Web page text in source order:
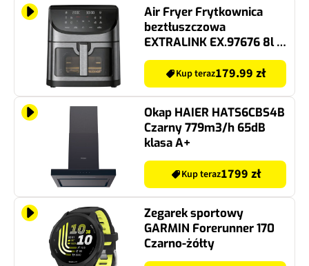
Air Fryer Frytkownica
beztłuszczowa
EXTRALINK EX.97676 8l z
10 automatycznymi
programami i okienkiem
do obserwacji postępów
Kup teraz179.99 zł
Okap HAIER HATS6CBS4B
Czarny 779m3/h 65dB
klasa A+
Kup teraz1799 zł
Zegarek sportowy
GARMIN Forerunner 170
Czarno-żółty